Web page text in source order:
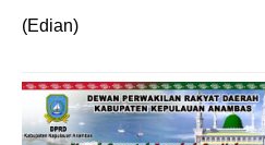
(Edian)